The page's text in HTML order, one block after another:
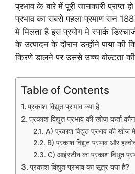
प्रभाव के बारे में पूरी जानकारी प्राप्त
प्रभाव का सबसे पहला प्रमाण सन
मे मिलता है इस प्रयोग मे स्पार्क
के उत्पादन के दौरान उन्होंने पाया की
किरणे डालने पर उससे उच्च वोल्टता की
Table of Contents
प्रकाश विद्युत प्रभाव क्या है
प्रकाश विद्युत प्रभाव की खोज कर्ता
A) प्रकाश विद्युत प्रभाव की खोज
B) प्रकाश विद्युत प्रभाव और
C) आइंस्टीन का प्रकाश विधुत
प्रकाश विद्युत प्रभाव का सूत्र क्या है?